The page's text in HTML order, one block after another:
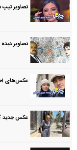
تصاویر تیپ
تصاویر
عکس‌های
عکس جدید